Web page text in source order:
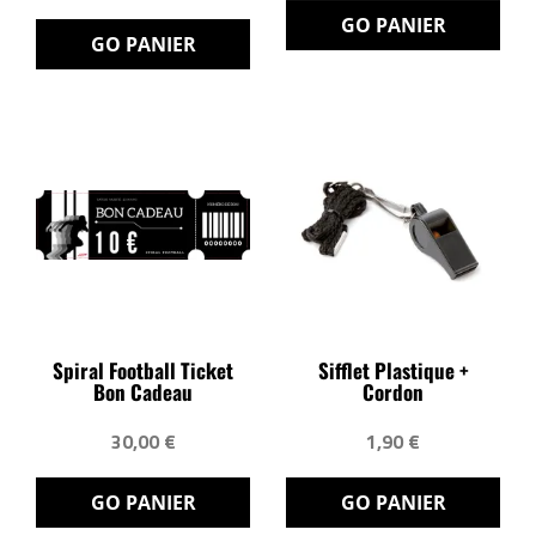
GO PANIER
GO PANIER
Spiral Football Ticket
Bon Cadeau
30,00 €
GO PANIER
Sifflet Plastique +
Cordon
1,90 €
GO PANIER